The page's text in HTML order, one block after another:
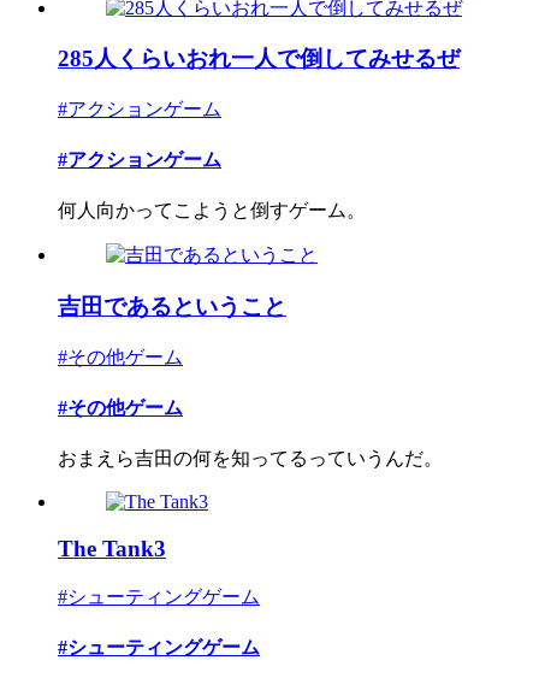
285人くらいおれ一人で倒してみせるぜ
#アクションゲーム
#アクションゲーム
何人向かってこようと倒すゲーム。
吉田であるということ
#その他ゲーム
#その他ゲーム
おまえら吉田の何を知ってるっていうんだ。
The Tank3
#シューティングゲーム
#シューティングゲーム